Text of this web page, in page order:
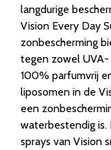
langdurige
Vision Every Day
zonbescherming
tegen zowel UVA-
100% parfumvrij
liposomen in de
een
waterbestendig
sprays van Vision